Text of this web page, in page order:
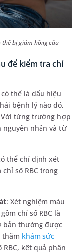
bị giảm hồng cầu
để kiểm tra chỉ
thể là dấu hiệu
bệnh lý nào đó,
từng trường hợp
nguyên nhân và từ
thể chỉ định xét
số RBC trong
: Xét nghiệm máu
chỉ số RBC là
bản thường được
thăm khám sức
kết quả phân